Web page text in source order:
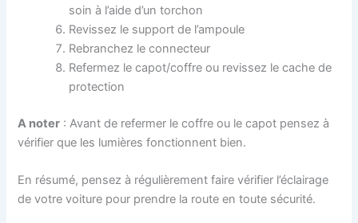
soin à l’aide d’un torchon
Revissez le support de l’ampoule
Rebranchez le connecteur
Refermez le capot/coffre ou revissez le cache de
protection
A noter : Avant de refermer le coffre ou le capot pensez à
vérifier que les lumières fonctionnent bien.
En résumé, pensez à régulièrement faire vérifier l’éclairage
de votre voiture pour prendre la route en toute sécurité.